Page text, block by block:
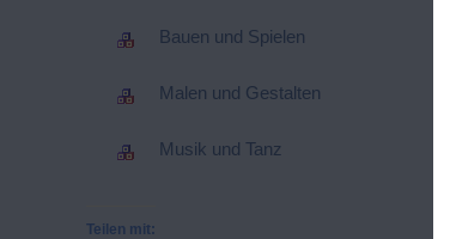
Bauen und Spielen
Malen und Gestalten
Musik und Tanz
Teilen mit: